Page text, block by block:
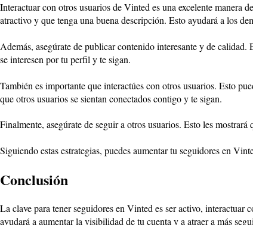
Interactuar con otros usuarios de Vinted es una excelente manera
atractivo y que tenga una buena descripción. Esto ayudará a los
Además, asegúrate de publicar contenido interesante y de
se interesen por tu perfil y te sigan.
También es importante que interactúes con otros usuarios. Esto
que otros usuarios se sientan conectados contigo y te sigan.
Finalmente, asegúrate de seguir a otros usuarios. Esto les
Siguiendo estas estrategias, puedes aumentar tu seguidores en
Conclusión
La clave para tener seguidores en Vinted es ser activo,
ayudará a aumentar la visibilidad de tu cuenta y a atraer a más